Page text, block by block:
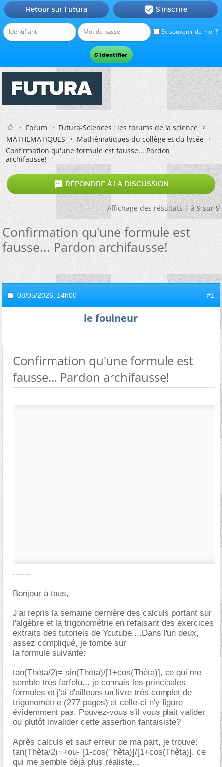
Se souvenir de moi ?
Retour sur Futura  S'inscrire
Forum
Futura-Sciences : les forums de la science
MATHEMATIQUES
Mathématiques du collège et du lycée
Confirmation qu'une formule est fausse... Pardon
archifausse!
 RÉPONDRE À LA DISCUSSION
Affichage des résultats 1 à 9 sur 9
Confirmation qu'une formule est
fausse... Pardon archifausse!
08/05/2026, 14h00 #1
le fouineur
Confirmation qu'une formule est
fausse... Pardon archifausse!
------
Bonjour à tous,
J'ai repris la semaine dernière des calculs portant sur
l'algèbre et la trigonométrie en refaisant des exercices
extraits des tutoriels de Youtube....Dans l'un deux,
assez compliqué, je tombe sur
la formule suivante:
tan(Thèta/2)= sin(Thèta)/[1+cos(Thèta)], ce qui me
semble très farfelu... je connais les principales
formules et j'ai d'ailleurs un livre très complet de
trigonométrie (277 pages) et celle-ci n'y figure
évidemment pas. Pouvez-vous s'il vous plait valider
ou plutôt invalider cette assertion fantaisiste?
Après calculs et sauf erreur de ma part, je trouve:
tan(Thèta/2)=+ou- [1-cos(Thèta)]/[1+cos(Thèta)], ce
qui me semble déjà plus réaliste...